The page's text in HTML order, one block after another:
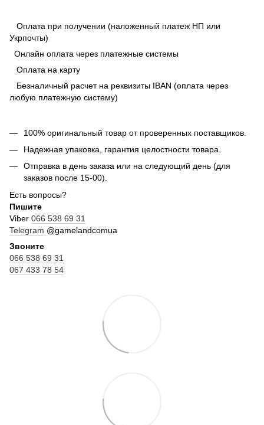
Оплата при получении (наложенный платеж НП или
Укрпочты)
Онлайн оплата через платежные системы
Оплата на карту
Безналичный расчет на реквизиты IBAN (оплата через
любую платежную систему)
100% оригинальный товар от проверенных поставщиков.
Надежная упаковка, гарантия целостности товара.
Отправка в день заказа или на следующий день (для
заказов после 15-00).
Есть вопросы?
Пишите
Viber 066 538 69 31
Telegram @gamelandcomua
Звоните
066 538 69 31
067 433 78 54